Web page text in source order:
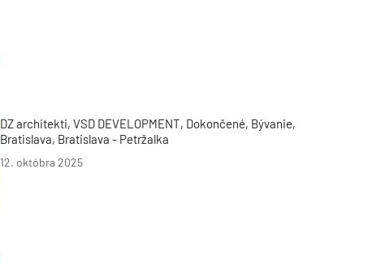
DZ architekti, VSD DEVELOPMENT, Dokončené, Bývanie,
Bratislava, Bratislava - Petržalka
12. októbra 2025